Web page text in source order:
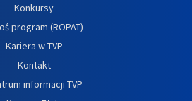
Konkursy
program (ROPAT)
Kariera w TVP
Kontakt
informacji TVP